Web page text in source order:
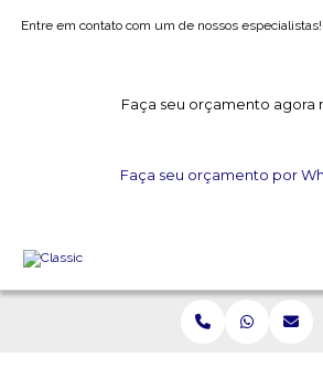
Entre em contato com um de nossos especialistas!
Faça seu orçamento agora
Faça seu orçamento por